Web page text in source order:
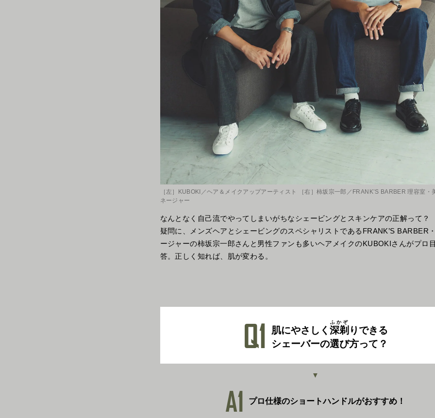
［左］KUBOKI／ヘア＆メイクアップアーティスト ［右］柿坂宗一郎／FRANK’S BARBER 理容室・
ネージャー
なんとなく自己流でやってしまいがちなシェービングとスキンケアの正解って
疑問に、メンズヘアとシェービングのスペシャリストであるFRANK’S BARBER
ージャーの柿坂宗一郎さんと男性ファンも多いヘアメイクのKUBOKIさんがプロ
答。正しく知れば、肌が変わる。
Q1 肌にやさしく 深剃
ふかぞ
りできる
シェーバーの選び方って？
▼
A1 プロ仕様のショートハンドルがおすすめ！